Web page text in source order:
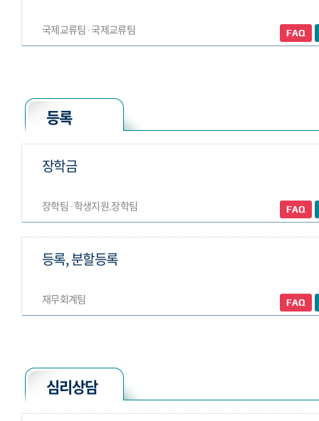
국제교류팀 ∙ 국제교류팀
등록
장학팀 ∙ 학생지원.장학팀
장학금
재무회계팀
등록, 분할등록
심리상담